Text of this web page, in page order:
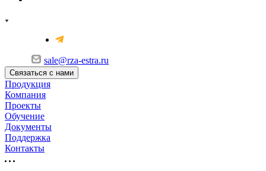
sale@rza-estra.ru
Связаться с нами
Продукция
Компания
Проекты
Обучение
Документы
Поддержка
Контакты